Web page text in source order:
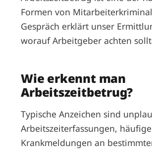
Formen von
Gespräch erklärt unser
worauf Arbeitgeber achten
Wie erkennt man
Arbeitszeitbetrug?
Typische Anzeichen sind
Arbeitszeiterfassungen, häufige
Krankmeldungen an